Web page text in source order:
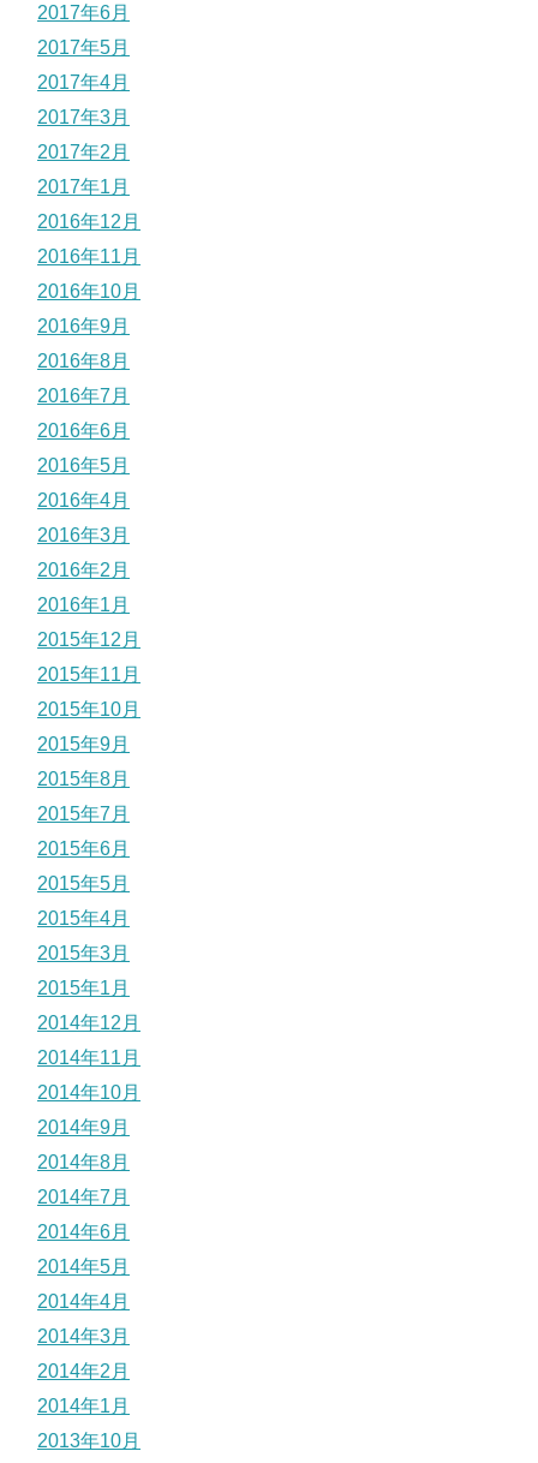
2017年6月
2017年5月
2017年4月
2017年3月
2017年2月
2017年1月
2016年12月
2016年11月
2016年10月
2016年9月
2016年8月
2016年7月
2016年6月
2016年5月
2016年4月
2016年3月
2016年2月
2016年1月
2015年12月
2015年11月
2015年10月
2015年9月
2015年8月
2015年7月
2015年6月
2015年5月
2015年4月
2015年3月
2015年1月
2014年12月
2014年11月
2014年10月
2014年9月
2014年8月
2014年7月
2014年6月
2014年5月
2014年4月
2014年3月
2014年2月
2014年1月
2013年10月